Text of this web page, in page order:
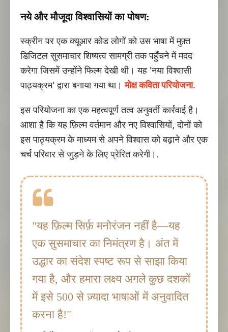
नये और मौजूदा विश्वासियों का पोषण:
स्क्रीन पर एक क्यूआर कोड लोगों को उस भाषा में मुफ़्त
डिजिटल सुसमाचार शिष्यत्व सामग्री तक पहुँचने में मदद
करेगा जिसमें उन्होंने फिल्म देखी थी। यह 'नया विश्वासी
पाठ्यक्रम' द्वारा बनाया गया था।मोक्ष कविता परियोजना.
इस परियोजना का एक महत्वपूर्ण तत्व अनुवर्ती कार्रवाई है।
आशा है कि यह फ़िल्म वर्तमान और नए विश्वासियों, दोनों को
इस पाठ्यक्रम के माध्यम से अपने विश्वास को बढ़ाने और एक
चर्च परिवार से जुड़ने के लिए प्रेरित करेगी।.
"यह फ़िल्म सिर्फ़ मनोरंजन नहीं है—यह
एक सुसमाचार का निमंत्रण है। अंत में
उद्धार का संदेश स्पष्ट रूप से साझा किया
गया है, और हमारा लक्ष्य अगले कुछ दशकों
में इसे 500 से ज़्यादा भाषाओं में अनुवादित
करना है!"